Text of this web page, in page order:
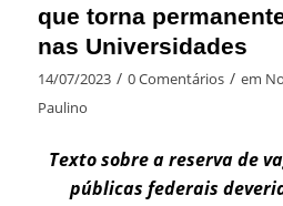
que torna
nas Universidades
14/07/2023 / 0 Comentários / em
Paulino
Texto sobre a reserva de
públicas federais